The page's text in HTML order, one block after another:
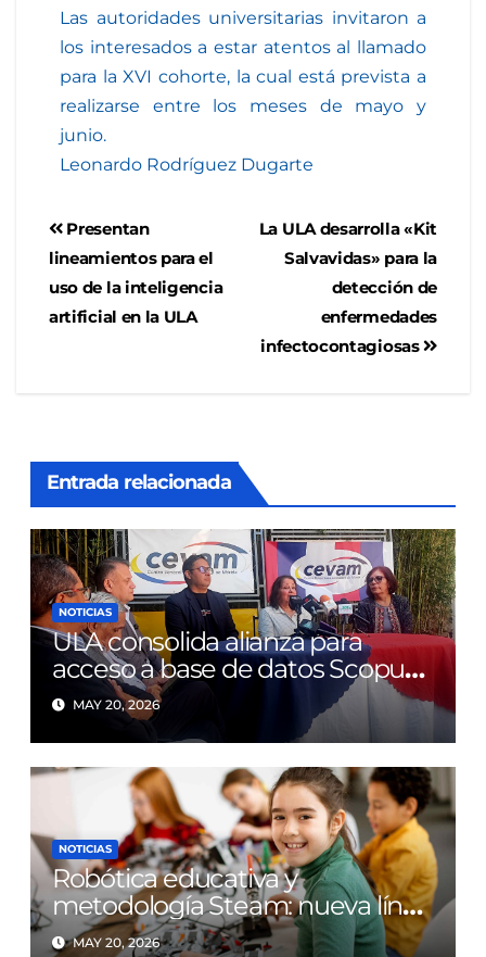
Las autoridades universitarias invitaron a
los interesados a estar atentos al llamado
para la XVI cohorte, la cual está prevista a
realizarse entre los meses de mayo y
junio.
Leonardo Rodríguez Dugarte
La ULA desarrolla «Kit
Salvavidas» para la
detección de
enfermedades
infectocontagiosas
Presentan
lineamientos para el
uso de la inteligencia
artificial en la ULA
Entrada relacionada
NOTICIAS
ULA consolida alianza para
acceso a base de datos Scopus
tras diez años de limitaciones
MAY 20, 2026
NOTICIAS
Robótica educativa y
metodología Steam: nueva línea
de investigación en la FAHE-
MAY 20, 2026